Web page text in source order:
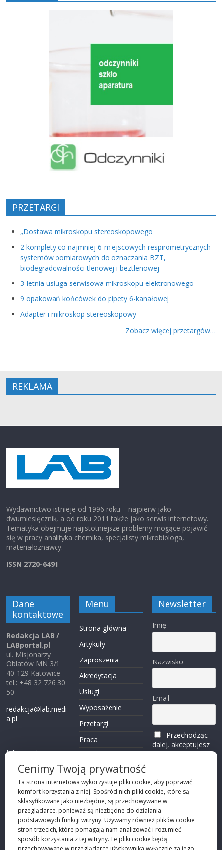
PRZETARGI
„Dostawa mikroskopu stereoskopowego
2 komplety co najmniej 6-miejscowych respirometrycznych
systemów pomiarowych do oznaczania BZT,
biodegradowalności tlenowej i beztlenowej
3-letnia usługa serwisowa mikroskopu elektronowego
9 opakowań końcówek do pipety 6-kanałowej
Adapter i mikroskop stereoskopowy
Zobacz więcej przetargów…
REKLAMA
Wydawnictwo istnieje od 1996 roku – najpierw jako
dwumiesięcznik, a od roku 2011 także jako serwis internetowy.
Tematyka obejmuje najistotniejsze problemy mogące pojawić
się w pracy analityka chemika, specjalisty mikrobiologa,
materiałoznawcy.
ISSN 2720-6491
Dane
kontaktowe
Redakcja LAB /
LABportal.pl
ul. Misjonarzy
Oblatów MN 3/1
40-129 Katowice
tel.: +48 32 726 30
50
redakcja@lab.medi
a.pl
Informacje o
Przechodząc dalej,
akceptujeszpolity
kę prywatności
Menu
Strona główna
Artykuły
Zaproszenia
Akredytacja
Usługi
Wyposażenie
Przetargi
Praca
Kontakt
Newsletter
Imię
Nazwisko
Email
Przechodząc
dalej, akceptujesz
politykę
Cenimy Twoją prywatność
Ta strona internetowa wykorzystuje pliki cookie, aby poprawić
komfort korzystania z niej. Spośród nich pliki cookie, które są
sklasyfikowane jako niezbędne, są przechowywane w
przeglądarce, ponieważ są niezbędne do działania
podstawowych funkcji witryny. Używamy również plików cookie
stron trzecich, które pomagają nam analizować i rozumieć
sposób korzystania z tej witryny. Te pliki cookie będą
przechowywane w przeglądarce użytkownika wyłącznie za jego